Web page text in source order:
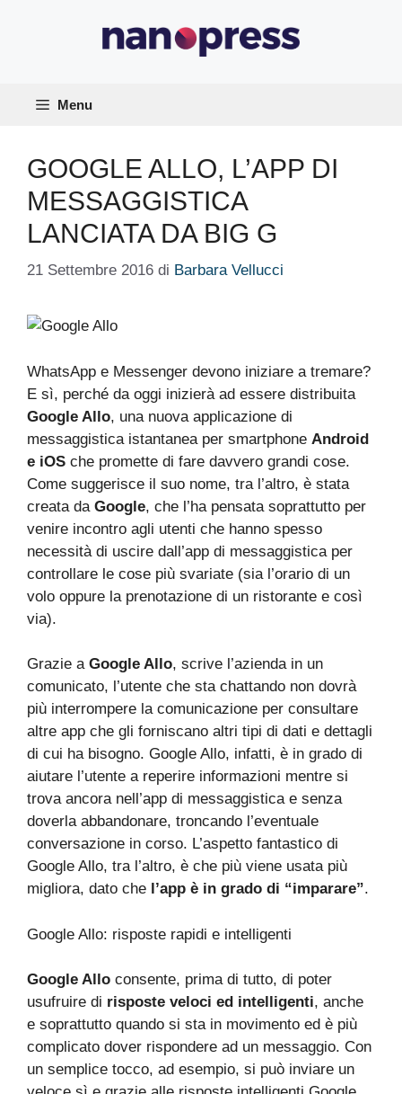
Menu
GOOGLE ALLO, L’APP DI
MESSAGGISTICA
LANCIATA DA BIG G
21 Settembre 2016 di Barbara Vellucci
WhatsApp e Messenger devono iniziare a tremare?
E sì, perché da oggi inizierà ad essere distribuita
Google Allo, una nuova applicazione di
messaggistica istantanea per smartphone Android
e iOS che promette di fare davvero grandi cose.
Come suggerisce il suo nome, tra l’altro, è stata
creata da Google, che l’ha pensata soprattutto per
venire incontro agli utenti che hanno spesso
necessità di uscire dall’app di messaggistica per
controllare le cose più svariate (sia l’orario di un
volo oppure la prenotazione di un ristorante e così
via).
Grazie a Google Allo, scrive l’azienda in un
comunicato, l’utente che sta chattando non dovrà
più interrompere la comunicazione per consultare
altre app che gli forniscano altri tipi di dati e dettagli
di cui ha bisogno. Google Allo, infatti, è in grado di
aiutare l’utente a reperire informazioni mentre si
trova ancora nell’app di messaggistica e senza
doverla abbandonare, troncando l’eventuale
conversazione in corso. L’aspetto fantastico di
Google Allo, tra l’altro, è che più viene usata più
migliora, dato che l’app è in grado di “imparare”.
Google Allo: risposte rapidi e intelligenti
Google Allo consente, prima di tutto, di poter
usufruire di risposte veloci ed intelligenti, anche
e soprattutto quando si sta in movimento ed è più
complicato dover rispondere ad un messaggio. Con
un semplice tocco, ad esempio, si può inviare un